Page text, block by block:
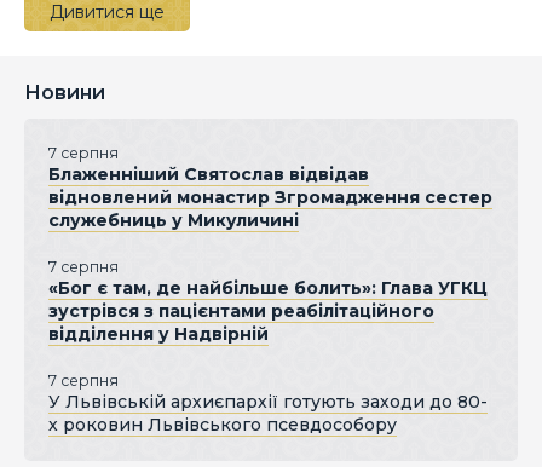
Дивитися ще
Новини
7 серпня
Блаженніший Святослав відвідав
відновлений монастир Згромадження сестер
служебниць у Микуличині
7 серпня
«Бог є там, де найбільше болить»: Глава УГКЦ
зустрівся з пацієнтами реабілітаційного
відділення у Надвірній
7 серпня
У Львівській архиєпархії готують заходи до 80-
х роковин Львівського псевдособору